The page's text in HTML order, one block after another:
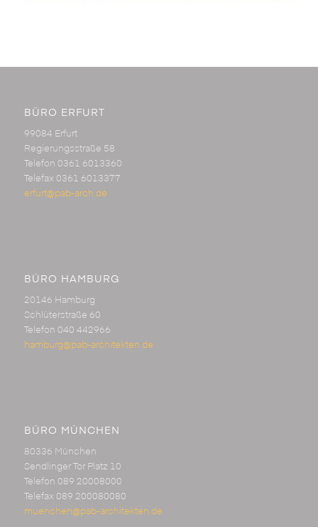
BÜRO ERFURT
99084 Erfurt
Regierungsstraße 58
Telefon 0361 6013360
Telefax 0361 6013377
erfurt@pab-arch.de
BÜRO HAMBURG
20146 Hamburg
Schlüterstraße 60
Telefon 040 442966
hamburg@pab-architekten.de
BÜRO MÜNCHEN
80336 München
Sendlinger Tor Platz 10
Telefon 089 20008000
Telefax 089 200080080
muenchen@pab-architekten.de